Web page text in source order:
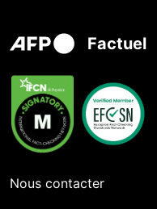
Factuel
Nous contacter